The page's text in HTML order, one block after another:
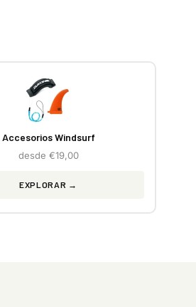
Accesorios Windsurf
desde €19,00
EXPLORAR →